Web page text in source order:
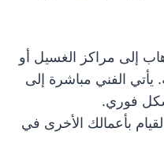
إلى مراكز الغسيل أو
يأتي الفني مباشرة إلى
فوري.
بأعمالك الأخرى في